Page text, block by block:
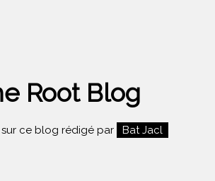
Root Blog
ce blog rédigé par Bat Jacl